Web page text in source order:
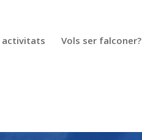
activitats Vols ser falconer?